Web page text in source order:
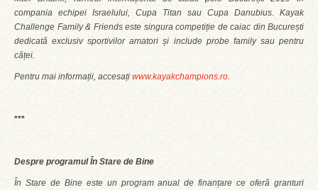
compania echipei Israelului, Cupa Titan sau Cupa Danubius. Kayak
Challenge Family & Friends este singura competiție de caiac din București
dedicată exclusiv sportivilor amatori și include probe family sau pentru
căței.
Pentru mai informații, accesați www.kayakchampions.ro.
***
Despre programul În Stare de Bine
În Stare de Bine este un program anual de finanțare ce oferă granturi